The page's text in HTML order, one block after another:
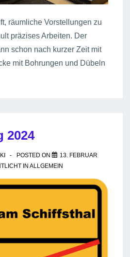
räumliche Vorstellungen zu
präzises Arbeiten. Der
schon nach kurzer Zeit mit
mit Bohrungen und Dübeln
2024
POSTED ON
13. FEBRUAR
IN ALLGEMEIN